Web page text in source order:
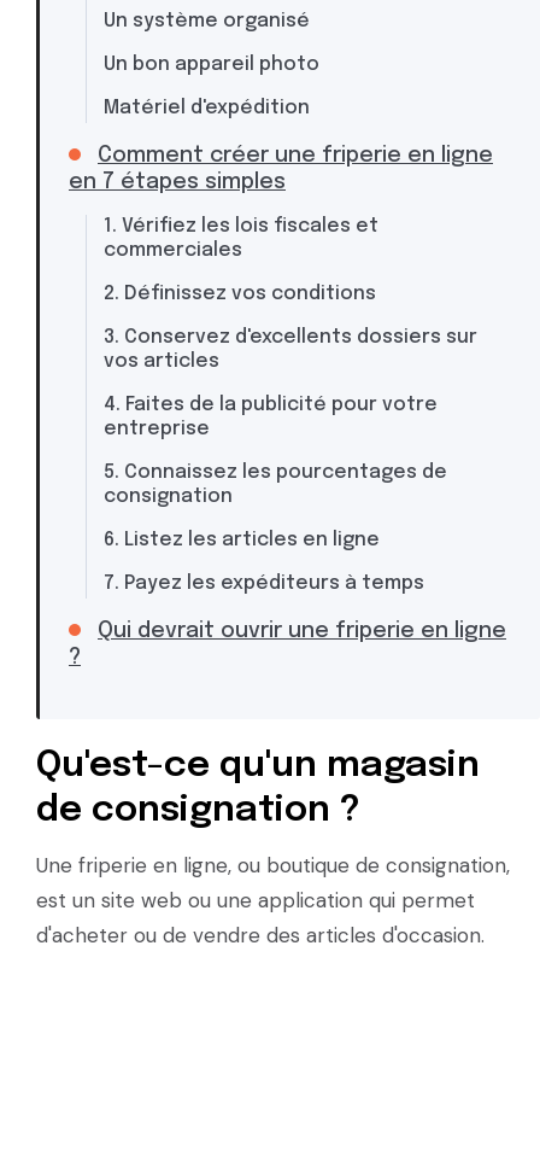
Un système organisé
Un bon appareil photo
Matériel d'expédition
Comment créer une friperie en ligne
en 7 étapes simples
1. Vérifiez les lois fiscales et
commerciales
2. Définissez vos conditions
3. Conservez d'excellents dossiers sur
vos articles
4. Faites de la publicité pour votre
entreprise
5. Connaissez les pourcentages de
consignation
6. Listez les articles en ligne
7. Payez les expéditeurs à temps
Qui devrait ouvrir une friperie en ligne
?
Qu'est-ce qu'un magasin
de consignation ?
Une friperie en ligne, ou boutique de consignation,
est un site web ou une application qui permet
d'acheter ou de vendre des articles d'occasion.